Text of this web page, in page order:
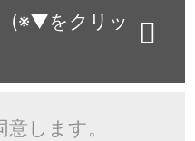
(※▼をクリッ
します。